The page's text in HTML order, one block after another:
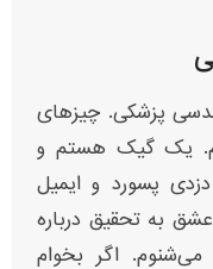
پزشکی. چیزهای
یک گیک هستم و
پسورد و ایمیل
به تحقیق درباره
اگر بخوام